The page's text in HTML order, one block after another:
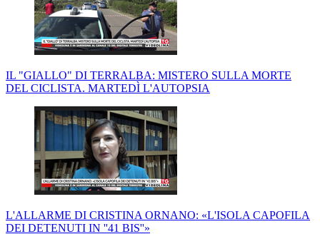
IL "GIALLO" DI TERRALBA: MISTERO SULLA MORTE
DEL CICLISTA. MARTEDÌ L'AUTOPSIA
L'ALLARME DI CRISTINA ORNANO: «L'ISOLA CAPOFILA
DEI DETENUTI IN ''41 BIS''»